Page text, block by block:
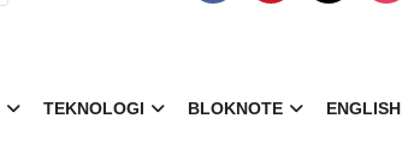
TEKNOLOGI BLOKNOTE ENGLISH